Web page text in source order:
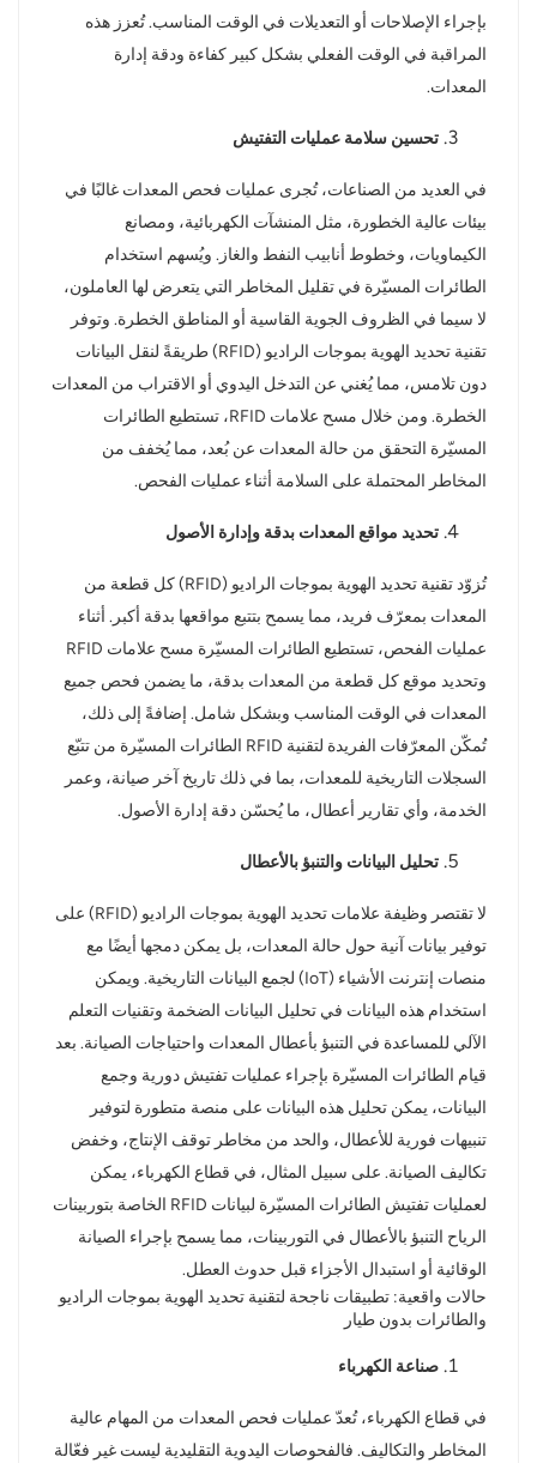
بإجراء الإصلاحات أو التعديلات في الوقت المناسب. تُعزز هذه
المراقبة في الوقت الفعلي بشكل كبير كفاءة ودقة إدارة
المعدات.
تحسين سلامة عمليات التفتيش
في العديد من الصناعات، تُجرى عمليات فحص المعدات غالبًا في
بيئات عالية الخطورة، مثل المنشآت الكهربائية، ومصانع
الكيماويات، وخطوط أنابيب النفط والغاز. ويُسهم استخدام
الطائرات المسيّرة في تقليل المخاطر التي يتعرض لها العاملون،
لا سيما في الظروف الجوية القاسية أو المناطق الخطرة. وتوفر
تقنية تحديد الهوية بموجات الراديو (RFID) طريقةً لنقل البيانات
دون تلامس، مما يُغني عن التدخل اليدوي أو الاقتراب من المعدات
الخطرة. ومن خلال مسح علامات RFID، تستطيع الطائرات
المسيّرة التحقق من حالة المعدات عن بُعد، مما يُخفف من
المخاطر المحتملة على السلامة أثناء عمليات الفحص.
تحديد مواقع المعدات بدقة وإدارة الأصول
تُزوّد ​​تقنية تحديد الهوية بموجات الراديو (RFID) كل قطعة من
المعدات بمعرّف فريد، مما يسمح بتتبع مواقعها بدقة أكبر. أثناء
عمليات الفحص، تستطيع الطائرات المسيّرة مسح علامات RFID
وتحديد موقع كل قطعة من المعدات بدقة، ما يضمن فحص جميع
المعدات في الوقت المناسب وبشكل شامل. إضافةً إلى ذلك،
تُمكّن المعرّفات الفريدة لتقنية RFID الطائرات المسيّرة من تتبّع
السجلات التاريخية للمعدات، بما في ذلك تاريخ آخر صيانة، وعمر
الخدمة، وأي تقارير أعطال، ما يُحسّن دقة إدارة الأصول.
تحليل البيانات والتنبؤ بالأعطال
لا تقتصر وظيفة علامات تحديد الهوية بموجات الراديو (RFID) على
توفير بيانات آنية حول حالة المعدات، بل يمكن دمجها أيضًا مع
منصات إنترنت الأشياء (IoT) لجمع البيانات التاريخية. ويمكن
استخدام هذه البيانات في تحليل البيانات الضخمة وتقنيات التعلم
الآلي للمساعدة في التنبؤ بأعطال المعدات واحتياجات الصيانة. بعد
قيام الطائرات المسيّرة بإجراء عمليات تفتيش دورية وجمع
البيانات، يمكن تحليل هذه البيانات على منصة متطورة لتوفير
تنبيهات فورية للأعطال، والحد من مخاطر توقف الإنتاج، وخفض
تكاليف الصيانة. على سبيل المثال، في قطاع الكهرباء، يمكن
لعمليات تفتيش الطائرات المسيّرة لبيانات RFID الخاصة بتوربينات
الرياح التنبؤ بالأعطال في التوربينات، مما يسمح بإجراء الصيانة
الوقائية أو استبدال الأجزاء قبل حدوث العطل.
حالات واقعية: تطبيقات ناجحة لتقنية تحديد الهوية بموجات الراديو
والطائرات بدون طيار
صناعة الكهرباء
في قطاع الكهرباء، تُعدّ عمليات فحص المعدات من المهام عالية
المخاطر والتكاليف. فالفحوصات اليدوية التقليدية ليست غير فعّالة